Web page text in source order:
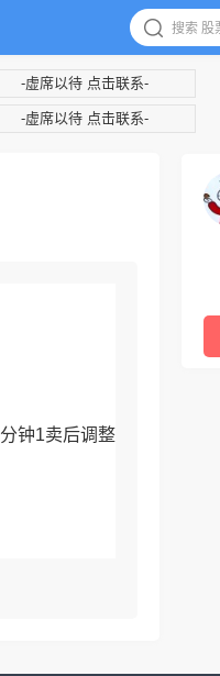
-虚席以待 点击联系-
-虚席以待 点击联系-
钟1卖后调整